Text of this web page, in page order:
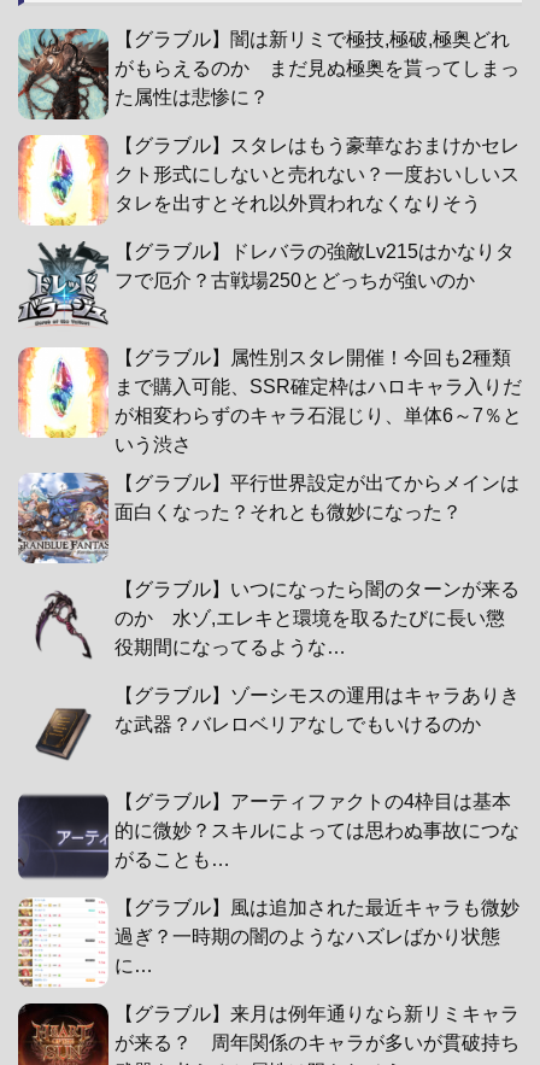
【グラブル】闇は新リミで極技,極破,極奥どれ
がもらえるのか まだ見ぬ極奥を貰ってしまっ
た属性は悲惨に？
【グラブル】スタレはもう豪華なおまけかセレ
クト形式にしないと売れない？一度おいしいス
タレを出すとそれ以外買われなくなりそう
【グラブル】ドレバラの強敵Lv215はかなりタ
フで厄介？古戦場250とどっちが強いのか
【グラブル】属性別スタレ開催！今回も2種類
まで購入可能、SSR確定枠はハロキャラ入りだ
が相変わらずのキャラ石混じり、単体6～7％と
いう渋さ
【グラブル】平行世界設定が出てからメインは
面白くなった？それとも微妙になった？
【グラブル】いつになったら闇のターンが来る
のか 水ゾ,エレキと環境を取るたびに長い懲
役期間になってるような…
【グラブル】ゾーシモスの運用はキャラありき
な武器？バレロベリアなしでもいけるのか
【グラブル】アーティファクトの4枠目は基本
的に微妙？スキルによっては思わぬ事故につな
がることも…
【グラブル】風は追加された最近キャラも微妙
過ぎ？一時期の闇のようなハズレばかり状態
に…
【グラブル】来月は例年通りなら新リミキャラ
が来る？ 周年関係のキャラが多いが貫破持ち